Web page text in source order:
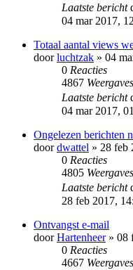
Laatste bericht
04 mar 2017,
Totaal aantal views
doorluchtzak » 04
0 Reacties
4867 Weergaves
Laatste bericht
04 mar 2017,
Ongelezen berichten
doordwattel » 28 feb
0 Reacties
4805 Weergaves
Laatste bericht
28 feb 2017,
Ontvangst e-mail
doorHartenheer» 08
0 Reacties
4667 Weergaves